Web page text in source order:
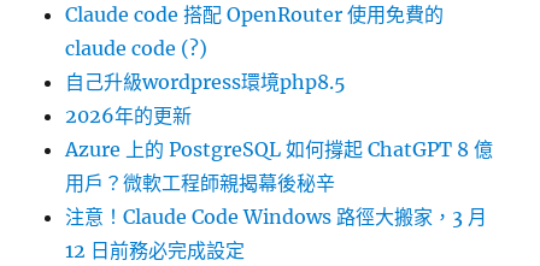
Claude code 搭配 OpenRouter 使用免費的
claude code (?)
自己升級wordpress環境php8.5
2026年的更新
Azure 上的 PostgreSQL 如何撐起 ChatGPT 8 億
用戶？微軟工程師親揭幕後秘辛
注意！Claude Code Windows 路徑大搬家，3 月
12 日前務必完成設定